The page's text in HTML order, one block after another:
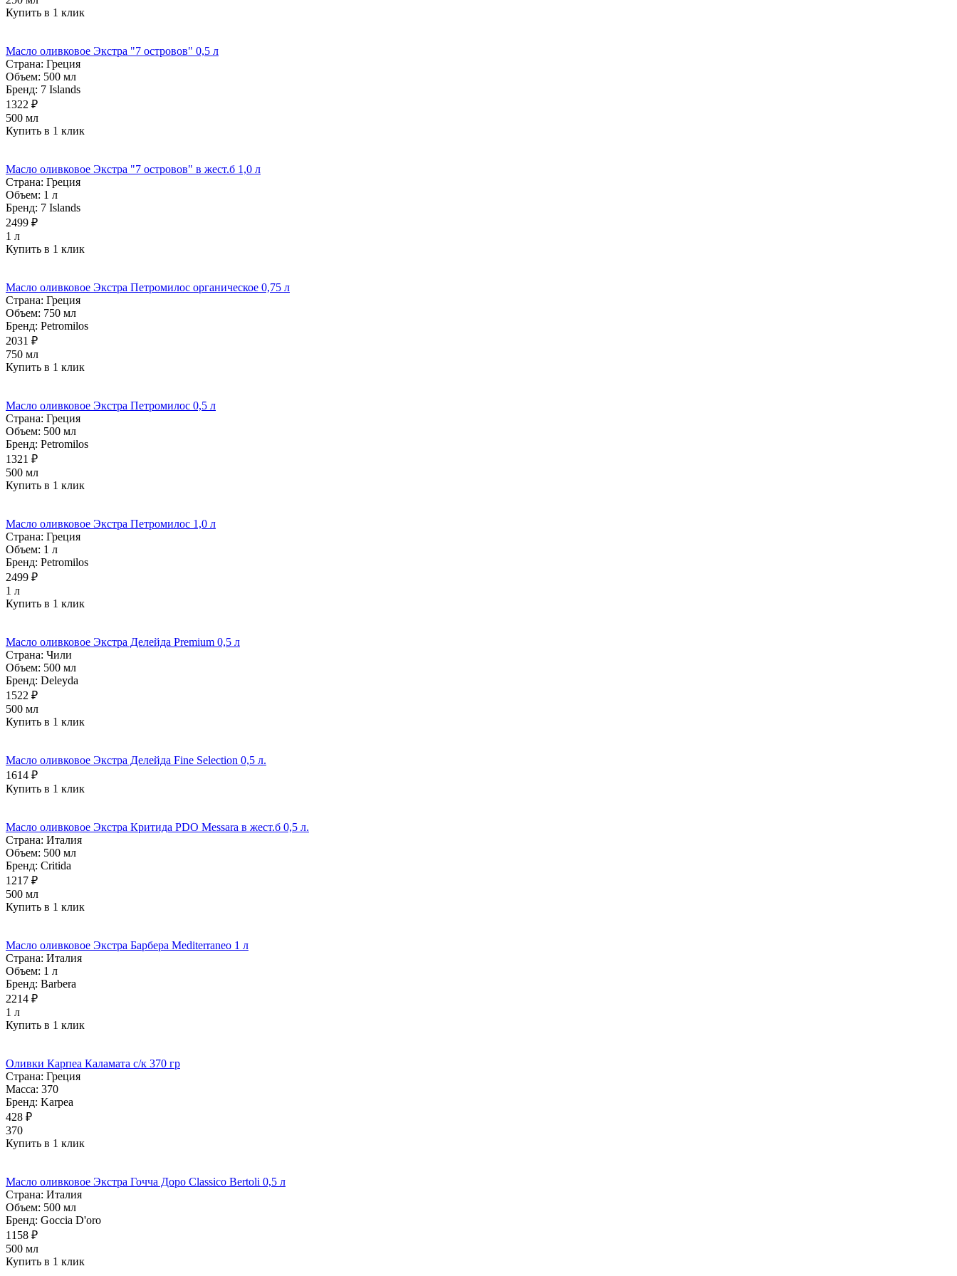
Купить в 1 клик
Масло оливковое Экстра "7 островов" 0,5 л
Страна: Греция
Объем: 500 мл
Бренд: 7 Islands
1322 ₽
500 мл
Купить в 1 клик
Масло оливковое Экстра "7 островов" в жест.б 1,0 л
Страна: Греция
Объем: 1 л
Бренд: 7 Islands
2499 ₽
1 л
Купить в 1 клик
Масло оливковое Экстра Петромилос органическое 0,75 л
Страна: Греция
Объем: 750 мл
Бренд: Petromilos
2031 ₽
750 мл
Купить в 1 клик
Масло оливковое Экстра Петромилос 0,5 л
Страна: Греция
Объем: 500 мл
Бренд: Petromilos
1321 ₽
500 мл
Купить в 1 клик
Масло оливковое Экстра Петромилос 1,0 л
Страна: Греция
Объем: 1 л
Бренд: Petromilos
2499 ₽
1 л
Купить в 1 клик
Масло оливковое Экстра Делейда Premium 0,5 л
Страна: Чили
Объем: 500 мл
Бренд: Deleyda
1522 ₽
500 мл
Купить в 1 клик
Масло оливковое Экстра Делейда Fine Selection 0,5 л.
1614 ₽
Купить в 1 клик
Масло оливковое Экстра Критида PDO Messara в жест.б 0,5 л.
Страна: Италия
Объем: 500 мл
Бренд: Critida
1217 ₽
500 мл
Купить в 1 клик
Масло оливковое Экстра Барбера Mediterraneo 1 л
Страна: Италия
Объем: 1 л
Бренд: Barbera
2214 ₽
1 л
Купить в 1 клик
Оливки Карпеа Каламата с/к 370 гр
Страна: Греция
Масса: 370
Бренд: Karpea
428 ₽
370
Купить в 1 клик
Масло оливковое Экстра Гочча Доро Classico Bertoli 0,5 л
Страна: Италия
Объем: 500 мл
Бренд: Goccia D'oro
1158 ₽
500 мл
Купить в 1 клик